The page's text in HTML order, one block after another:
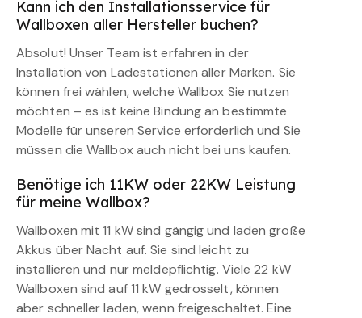
Kann ich den Installationsservice für
Wallboxen aller Hersteller buchen?
Absolut! Unser Team ist erfahren in der
Installation von Ladestationen aller Marken. Sie
können frei wählen, welche Wallbox Sie nutzen
möchten – es ist keine Bindung an bestimmte
Modelle für unseren Service erforderlich und Sie
müssen die Wallbox auch nicht bei uns kaufen.
Benötige ich 11KW oder 22KW Leistung
für meine Wallbox?
Wallboxen mit 11 kW sind gängig und laden große
Akkus über Nacht auf. Sie sind leicht zu
installieren und nur meldepflichtig. Viele 22 kW
Wallboxen sind auf 11 kW gedrosselt, können
aber schneller laden, wenn freigeschaltet. Eine